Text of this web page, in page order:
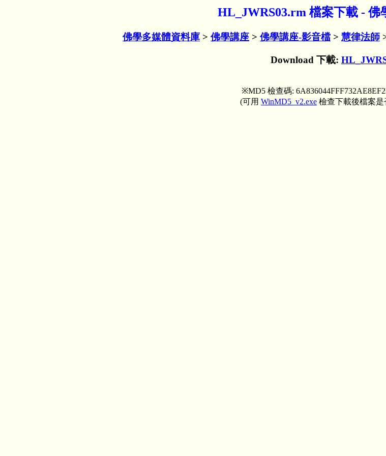
HL_JWRS03.rm 檔案下載 - 佛
佛學多媒體資料庫 > 佛學講座 > 佛學講座-影音檔 > 慧律法師
Download 下載:
※MD5 檢查碼:
(可用 WinMD5_v2.exe 檢查下載後檔案